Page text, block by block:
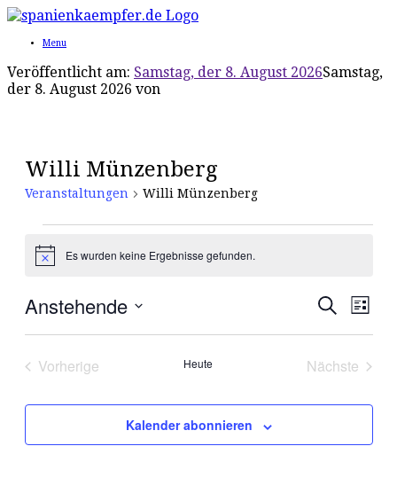
Menu
Veröffentlicht am: Samstag, der 8. August 2026Samstag,
der 8. August 2026 von
Willi Münzenberg
Veranstaltungen Willi Münzenberg
HinweisEs wurden keine Ergebnisse gefunden.
Suche
Liste
Anstehende
Vorherige
Heute
Nächste
Kalender abonnieren